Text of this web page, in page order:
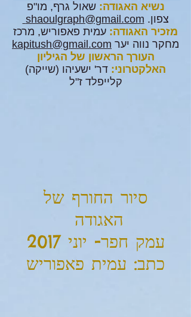
נשיא האגודה: שאול גרף, מו"פ
צפון. shaoulgraph@gmail.com
מזכיר האגודה: עמית פאפוריש, מרכז
מחקר נווה יער kapitush@gmail.com
העורך הראשון של הגיליון
האלקטרוני: דר' ישעיהו (שייקה)
קלייפלד ז"ל
סיור החורף של
האגודה
עמק חפר- יוני 2017
כתב: עמית פאפוריש